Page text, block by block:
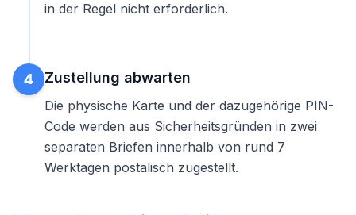
in der Regel nicht erforderlich.
4 Zustellung abwarten
Die physische Karte und der dazugehörige PIN-
Code werden aus Sicherheitsgründen in zwei
separaten Briefen innerhalb von rund 7
Werktagen postalisch zugestellt.